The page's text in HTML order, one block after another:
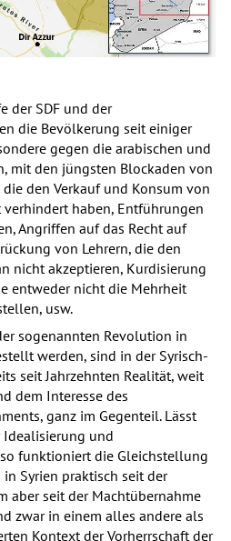
der SDFund der
die Bevölkerung seit einiger
gegen die arabischen und
mit den jüngsten Blockaden von
den Verkauf und Konsum von
haben, Entführungen
Angriffen auf das Recht auf
von Lehrern, die den
nicht akzeptieren, Kurdisierung
entweder nicht die Mehrheit
usw.
sogenannten Revolution in
werden, sind in der Syrisch-
seit Jahrzehnten Realität, weit
dem Interesse des
ganz im Gegenteil. Lässt
Idealisierung und
funktioniert die Gleichstellung
Syrien praktisch seit der
aber seit der Machtübernahme
zwar in einem alles andere als
Kontext der Vorherrschaft der